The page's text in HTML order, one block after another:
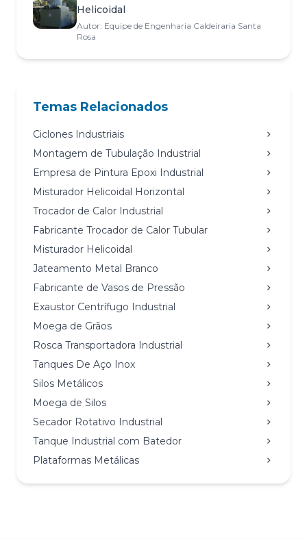
Helicoidal
Autor: Equipe de Engenharia Caldeiraria Santa
Rosa
Temas Relacionados
Ciclones Industriais
Montagem de Tubulação Industrial
Empresa de Pintura Epoxi Industrial
Misturador Helicoidal Horizontal
Trocador de Calor Industrial
Fabricante Trocador de Calor Tubular
Misturador Helicoidal
Jateamento Metal Branco
Fabricante de Vasos de Pressão
Exaustor Centrífugo Industrial
Moega de Grãos
Rosca Transportadora Industrial
Tanques De Aço Inox
Silos Metálicos
Moega de Silos
Secador Rotativo Industrial
Tanque Industrial com Batedor
Plataformas Metálicas